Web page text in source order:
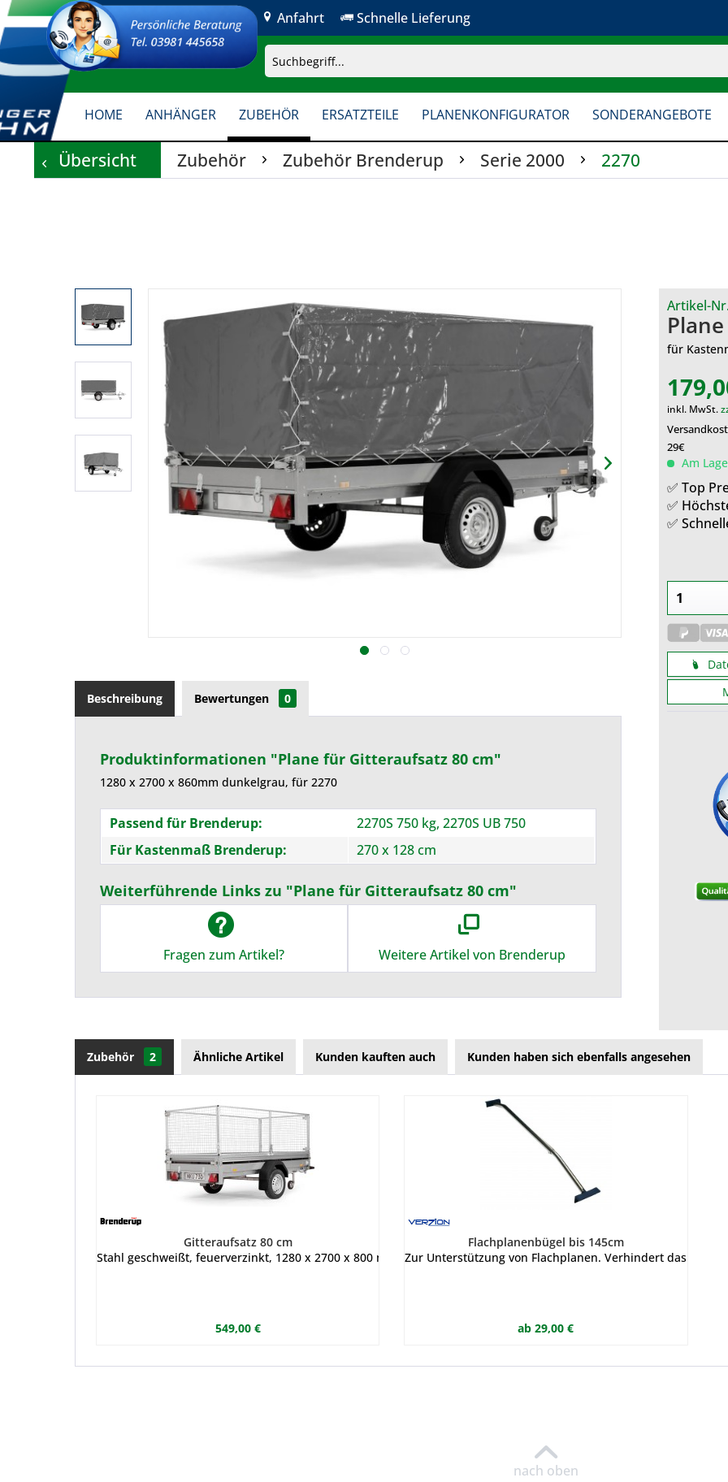
Anfahrt Schnelle Lieferung
HOME ANHÄNGER ZUBEHÖR ERSATZTEILE PLANENKONFIGURATOR SONDERANGEBOTE
Übersicht Zubehör Zubehör Brenderup Serie 2000 2270
Beschreibung Bewertungen 0
Produktinformationen "Plane für Gitteraufsatz 80 cm"
1280 x 2700 x 860mm dunkelgrau, für 2270
Passend für Brenderup:
2270S 750 kg, 2270S UB 750
Für Kastenmaß Brenderup:
270 x 128 cm
Weiterführende Links zu "Plane für Gitteraufsatz 80 cm"
Fragen zum Artikel? Weitere Artikel von Brenderup
Artikel-
für
inkl. MwSt.
29€
Am
✅ Top
✅
✅
Zubehör 2 Ähnliche Artikel Kunden kauften auch Kunden haben sich ebenfalls angesehen
Gitteraufsatz 80 cm
Stahl geschweißt, feuerverzinkt, 1280 x 2700 x 800 mm für 2270 (2020-)
549,00 €
Flachplanenbügel bis 145cm
Zur Unterstützung von Flachplanen. Verhindert das
ab 29,00 €
nach oben